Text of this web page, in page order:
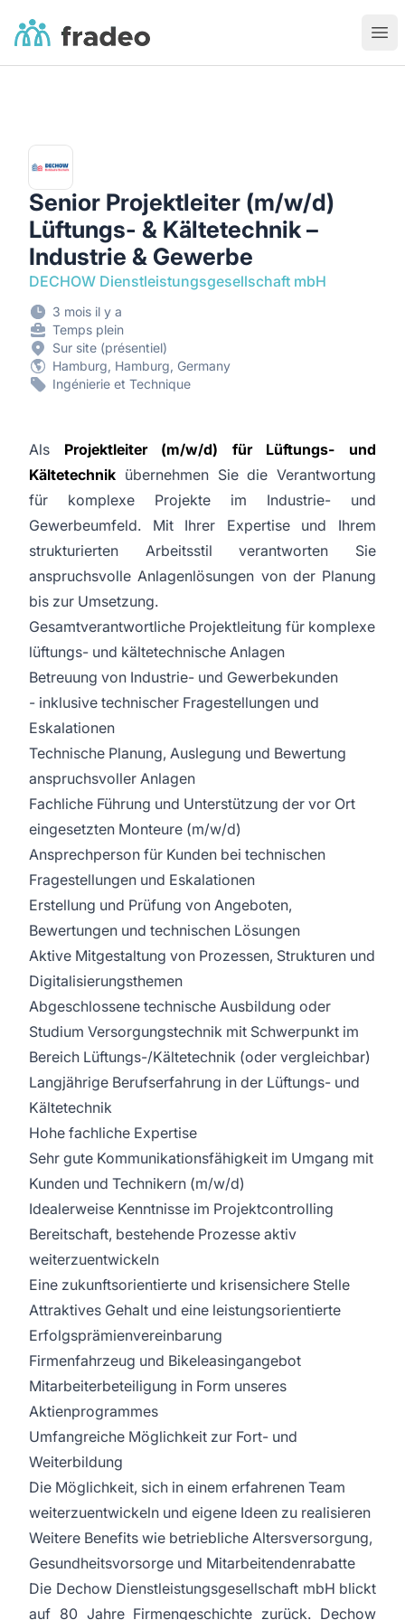
Fradeo
Senior Projektleiter (m/w/d)
Lüftungs- & Kältetechnik –
Industrie & Gewerbe
DECHOW Dienstleistungsgesellschaft mbH
3 mois il y a
Temps plein
Sur site (présentiel)
Hamburg, Hamburg, Germany
Ingénierie et Technique
Als Projektleiter (m/w/d) für Lüftungs- und
Kältetechnik übernehmen Sie die Verantwortung
für komplexe Projekte im Industrie- und
Gewerbeumfeld. Mit Ihrer Expertise und Ihrem
strukturierten Arbeitsstil verantworten Sie
anspruchsvolle Anlagenlösungen von der Planung
bis zur Umsetzung.
Gesamtverantwortliche Projektleitung für komplexe
lüftungs- und kältetechnische Anlagen
Betreuung von Industrie- und Gewerbekunden
- inklusive technischer Fragestellungen und
Eskalationen
Technische Planung, Auslegung und Bewertung
anspruchsvoller Anlagen
Fachliche Führung und Unterstützung der vor Ort
eingesetzten Monteure (m/w/d)
Ansprechperson für Kunden bei technischen
Fragestellungen und Eskalationen
Erstellung und Prüfung von Angeboten,
Bewertungen und technischen Lösungen
Aktive Mitgestaltung von Prozessen, Strukturen und
Digitalisierungsthemen
Abgeschlossene technische Ausbildung oder
Studium Versorgungstechnik mit Schwerpunkt im
Bereich Lüftungs-/Kältetechnik (oder vergleichbar)
Langjährige Berufserfahrung in der Lüftungs- und
Kältetechnik
Hohe fachliche Expertise
Sehr gute Kommunikationsfähigkeit im Umgang mit
Kunden und Technikern (m/w/d)
Idealerweise Kenntnisse im Projektcontrolling
Bereitschaft, bestehende Prozesse aktiv
weiterzuentwickeln
Eine zukunftsorientierte und krisensichere Stelle
Attraktives Gehalt und eine leistungsorientierte
Erfolgsprämienvereinbarung
Firmenfahrzeug und Bikeleasingangebot
Mitarbeiterbeteiligung in Form unseres
Aktienprogrammes
Umfangreiche Möglichkeit zur Fort- und
Weiterbildung
Die Möglichkeit, sich in einem erfahrenen Team
weiterzuentwickeln und eigene Ideen zu realisieren
Weitere Benefits wie betriebliche Altersversorgung,
Gesundheitsvorsorge und Mitarbeitendenrabatte
Die Dechow Dienstleistungsgesellschaft mbH blickt
auf 80 Jahre Firmengeschichte zurück. Dechow